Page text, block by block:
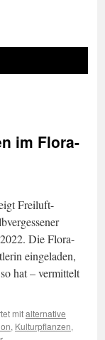
im Flora-
Freiluft-
Die Flora-
eingeladen,
hat – vermittelt
mitalternative
, Kulturpflanzen,